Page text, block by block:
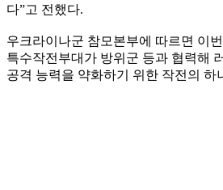
다”고 전했다.
우크라이나군 참모본부에 따르면 이
특수작전부대가 방위군 등과 협력해
공격 능력을 약화하기 위한 작전의 하